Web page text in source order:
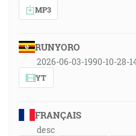
MP3
RUNYORO
2026-06-03-1990-10-28-
YT
FRANÇAIS
desc